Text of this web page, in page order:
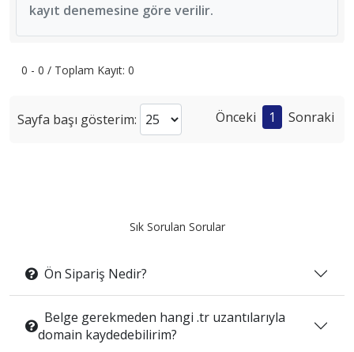
kayıt denemesine göre verilir.
0 - 0 / Toplam Kayıt: 0
Sayfa başı gösterim: Önceki 1 Sonraki
Sık Sorulan Sorular
Ön Sipariş Nedir?
Belge gerekmeden hangi .tr uzantılarıyla
domain kaydedebilirim?